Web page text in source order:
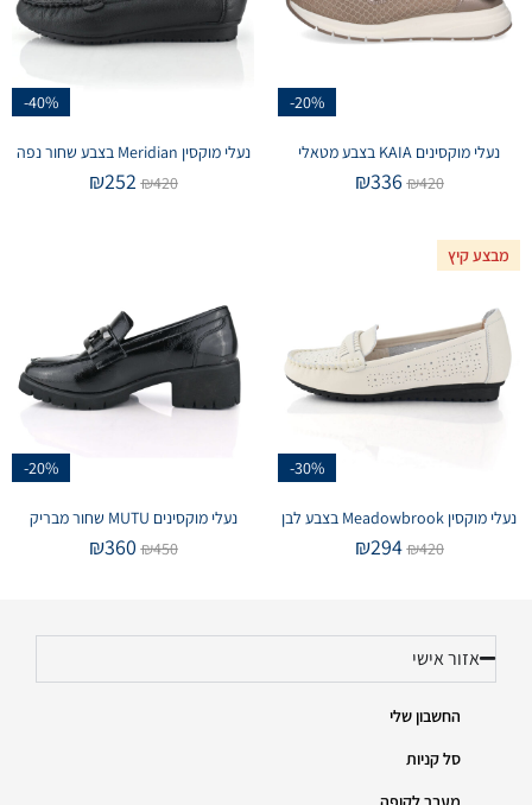
-20%
נעלי מוקסינים KAIA בצבע מטאלי
₪420
₪336
-40%
נעלי מוקסין Meridian בצבע שחור נפה
₪420
₪252
מבצע קיץ
-30%
נעלי מוקסין Meadowbrook בצבע לבן
₪420
₪294
-20%
נעלי מוקסינים MUTU שחור מבריק
₪450
₪360
אזור אישי
החשבון שלי
סל קניות